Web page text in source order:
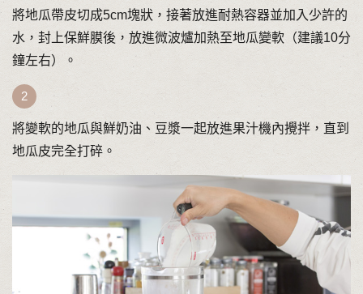
將地瓜帶皮切成5cm塊狀，接著放進耐熱容器並加入少許的
水，封上保鮮膜後，放進微波爐加熱至地瓜變軟（建議10分
鐘左右）。
將變軟的地瓜與鮮奶油、豆漿一起放進果汁機內攪拌，直到
地瓜皮完全打碎。